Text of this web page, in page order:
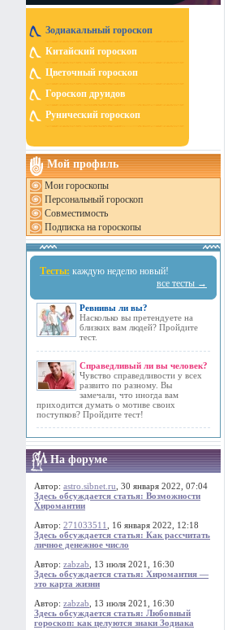
Зодиакальный гороскоп
Китайский гороскоп
Цветочный гороскоп
Гороскоп друидов
Рунический гороскоп
Мой профиль
Мои гороскопы
Персональный гороскоп
Совместимость
Подписка на гороскопы
Тесты: каждую неделю новый!
все тесты →
Ревнивы ли вы?
Насколько вы претендуете на
близких вам людей? Пройдите
тест.
Справедливый ли вы человек?
Чувство справедливости у всех
развито по разному. Вы
замечали, что иногда вам
приходится думать о мотиве своих
поступков? Пройдите тест!
На форуме
Автор: astro.sibnet.ru , 30 января 2022, 07:04
Здесь обсуждается статья: Возможности
Хиромантии
Автор: 271033511
, 16 января 2022, 12:18
Здесь обсуждается статья: Как рассчитать
личное денежное число
Автор: zabzab , 13 июля 2021, 16:30
Здесь обсуждается статья: Хиромантия —
это карта жизни
Автор: zabzab , 13 июля 2021, 16:30
Здесь обсуждается статья: Любовный
гороскоп: как целуются знаки Зодиака